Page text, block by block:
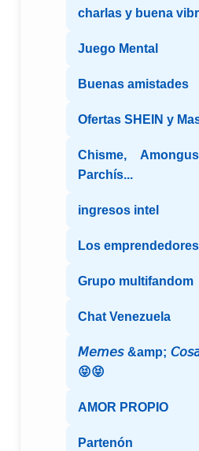
charlas y buena
Juego Mental
Buenas amistades
Ofertas SHEIN y
Chisme,
Parchís...
ingresos intel
Los emprendedores
Grupo multifandom
Chat Venezuela
𝘔𝘦𝘮𝘦𝘴 &amp;
😝😝
AMOR PROPIO
Partenón